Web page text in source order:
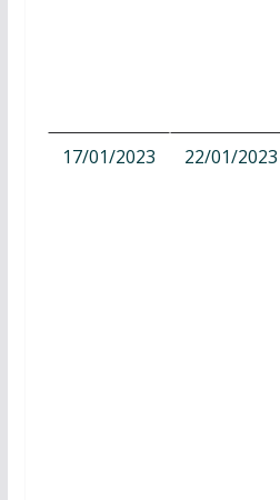
17/01/2023
22/01/2023